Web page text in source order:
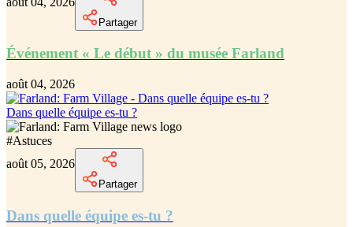
Partager
Événement « Le début » du musée Farland
août 04, 2026
Dans quelle équipe es-tu ?
#Astuces
août 05, 2026
Partager
Dans quelle équipe es-tu ?